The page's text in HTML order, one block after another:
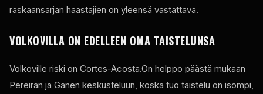
raskaansarjan haastajien on yleensä vastattava.
VOLKOVILLA ON EDELLEEN OMA TAISTELUNSA
Volkoville riski on Cortes-Acosta.On helppo päästä mukaan
Pereiran ja Ganen keskusteluun, koska tuo taistelu on isompi,